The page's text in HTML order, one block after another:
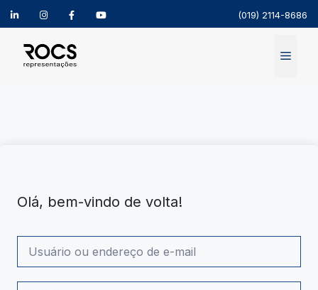
(019) 2114-8686
para
Menu
Olá, bem-vindo de volta!